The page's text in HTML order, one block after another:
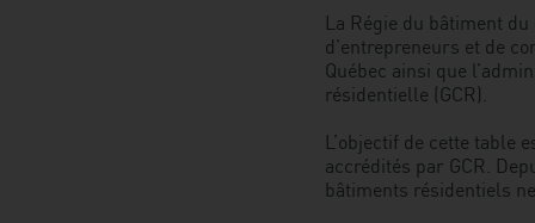
La Régie du bâtiment
d’entrepreneurs et de
Québec ainsi que
résidentielle (GCR).
L’objectif de cette table
accrédités par GCR.
bâtiments résidentiels